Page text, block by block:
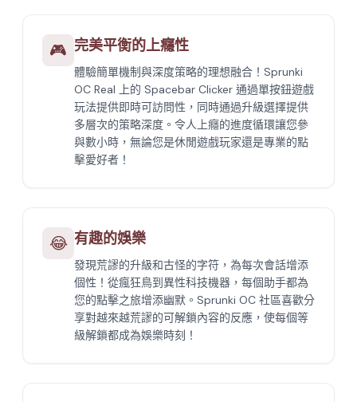
🎮 完美平衡的上癮性
體驗簡單機制與深度策略的理想融合！Sprunki
OC Real 上的 Spacebar Clicker 通過單按鈕遊戲
玩法提供即時可訪問性，同時通過升級選擇提供
多層次的策略深度。令人上癮的進度循環讓您參
與數小時，無論您是休閒遊戲玩家還是專業的點
擊愛好者！
😂 有趣的娛樂
發現荒謬的升級和古怪的字符，為每次會話增添
個性！從瘋狂鳥到異性科技機器，每個助手都為
您的點擊之旅增添幽默。Sprunki OC 社區喜歡分
享對越來越荒謬的可解鎖內容的反應，使每個等
級解鎖都成為娛樂時刻！